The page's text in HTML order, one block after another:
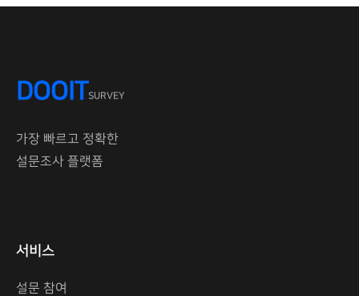
DOOITSURVEY
가장 빠르고 정확한
설문조사 플랫폼
서비스
설문 참여